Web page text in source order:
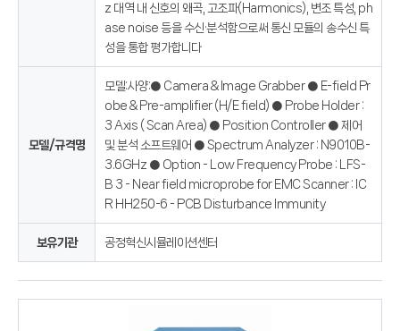
z 대역 내 신호의 왜곡, 고조파(Harmonics), 변조 특성, ph
ase noise 등을 수신·분석함으로써 통신 모듈의 송수신 특
성을 통합 평가합니다
모델/규격명
모델:사양:● Camera & Image Grabber ● E-field Pr
obe & Pre-amplifier (H/E field) ● Probe Holder :
3 Axis ( Scan Area) ● Position Controller ● 제어
및 분석 소프트웨어 ● Spectrum Analyzer : N9010B-
3.6GHz ● Option - Low Frequency Probe : LFS-
B 3 - Near field microprobe for EMC Scanner : IC
R HH250-6 - PCB Disturbance Immunity
보유기관 공정혁신시뮬레이션센터